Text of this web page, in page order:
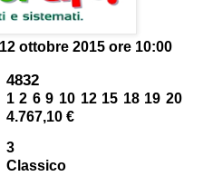
12 ottobre 2015 ore 10:00
4832
1 2 6 9 10 12 15 18 19 20
4.767,10 €
3
Classico